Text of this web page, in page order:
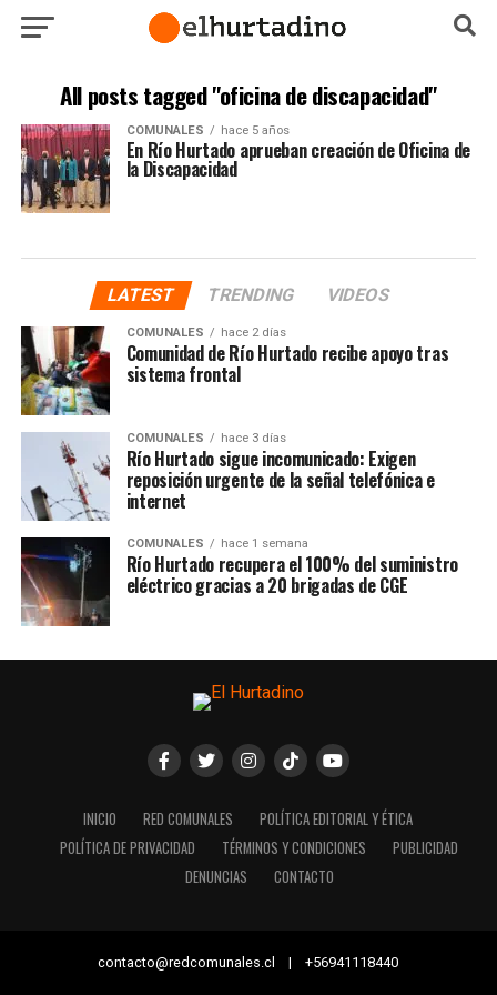
All posts tagged "oficina de discapacidad"
COMUNALES hace 5 años
En Río Hurtado aprueban creación de Oficina de
la Discapacidad
LATEST TRENDING VIDEOS
COMUNALES hace 2 días
Comunidad de Río Hurtado recibe apoyo tras
sistema frontal
COMUNALES hace 3 días
Río Hurtado sigue incomunicado: Exigen
reposición urgente de la señal telefónica e
internet
COMUNALES hace 1 semana
Río Hurtado recupera el 100% del suministro
eléctrico gracias a 20 brigadas de CGE
INICIO RED COMUNALES
POLÍTICA EDITORIAL Y ÉTICA
POLÍTICA DE PRIVACIDAD
TÉRMINOS Y CONDICIONES
PUBLICIDAD
DENUNCIAS
CONTACTO
contacto@redcomunales.cl | +56941118440